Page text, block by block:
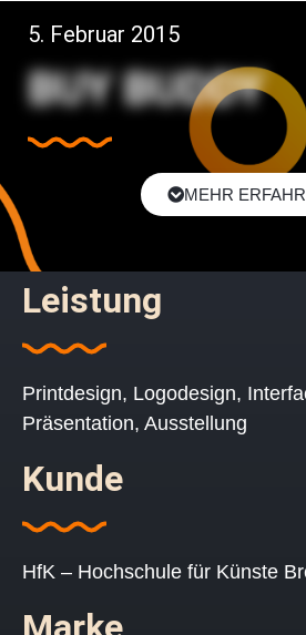
5. Februar 2015
BUY BUDDY
MEHR
Leistung
Printdesign, Logodesign,
Präsentation, Ausstellung
Kunde
HfK – Hochschule für Künste